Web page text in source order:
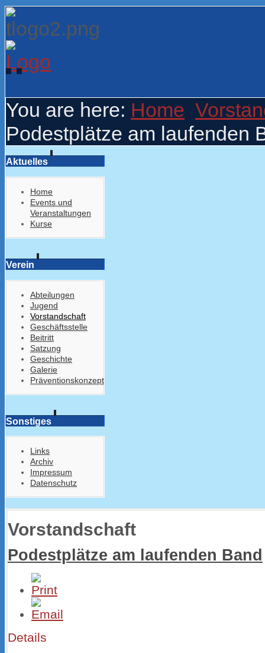
You are here: Home
Podestplätze am laufenden
Aktuelles
Home
Events und
Veranstaltungen
Kurse
Verein
Abteilungen
Jugend
Vorstandschaft
Geschäftsstelle
Beitritt
Satzung
Geschichte
Galerie
Präventionskonzept
Sonstiges
Links
Archiv
Impressum
Datenschutz
Vorstandschaft
Podestplätze am laufenden Band
Details